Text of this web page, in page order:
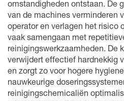
omstandigheden ontstaan. De
van de machines verminderen
operator en verlagen het risico
vaak samengaan met
reinigingswerkzaamheden. De
verwijdert effectief hardnekkig
en zorgt zo voor hogere
nauwkeurige
reinigingschemicaliën